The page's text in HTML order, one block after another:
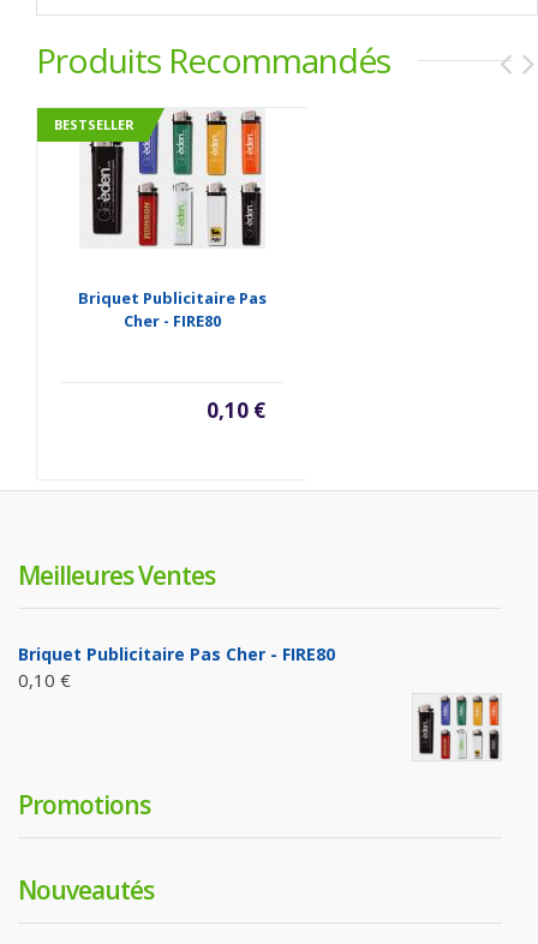
Produits Recommandés
BESTSELLER
Briquet Publicitaire Pas
Cher - FIRE80
0,10 €
Meilleures Ventes
Briquet Publicitaire Pas Cher - FIRE80
0,10 €
Promotions
Nouveautés